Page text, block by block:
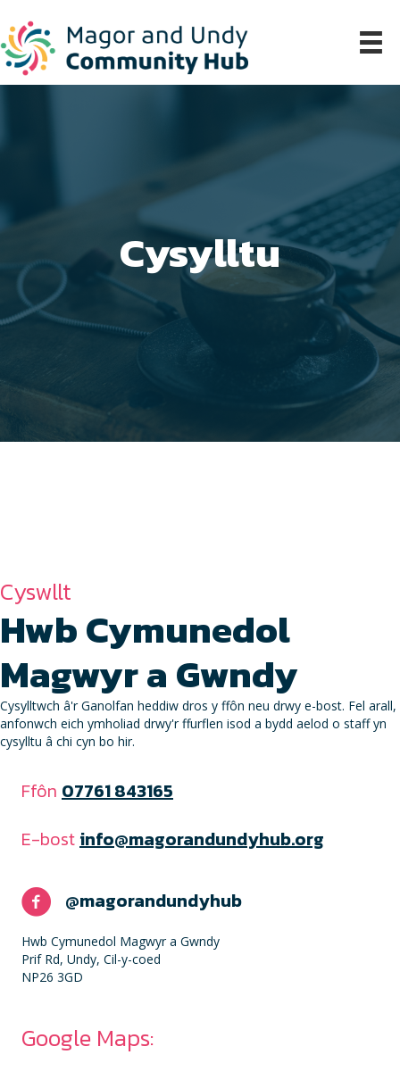
Cysylltu
Cyswllt
Hwb Cymunedol
Magwyr a Gwndy
Cysylltwch â'r Ganolfan heddiw dros y ffôn neu drwy e-bost. Fel arall,
anfonwch eich ymholiad drwy'r ffurflen isod a bydd aelod o staff yn
cysylltu â chi cyn bo hir.
Ffôn 07761 843165
E-bost info@magorandundyhub.org
@magorandundyhub
Hwb Cymunedol Magwyr a Gwndy
Prif Rd, Undy, Cil-y-coed
NP26 3GD
Google Maps: